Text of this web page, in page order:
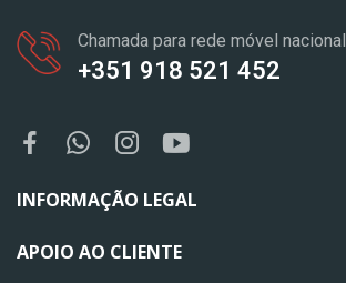
Chamada para rede móvel nacional
+351 918 521 452
INFORMAÇÃO LEGAL
APOIO AO CLIENTE